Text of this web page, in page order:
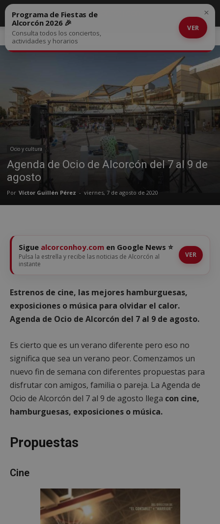
Inicio Ocio y cultura
Ocio y cultura
Agenda de Ocio de Alcorcón del 7 al 9 de
agosto
Por Víctor Guillén Pérez - viernes, 7 de agosto de 2020
Programa de Fiestas de
Alcorcón 2026 🎉
Consulta todos los conciertos,
actividades y horarios
VER
×
Sigue alcorconhoy.com en Google News ⭐
Pulsa la estrella y recibe las noticias de Alcorcón al
instante
VER
Estrenos de cine, las mejores hamburguesas,
exposiciones o música para olvidar el calor.
Agenda de Ocio de Alcorcón del 7 al 9 de agosto.
Es cierto que es un verano diferente pero eso no
significa que sea un verano peor. Comenzamos un
nuevo fin de semana con diferentes propuestas para
disfrutar con amigos, familia o pareja. La Agenda de
Ocio de Alcorcón del 7 al 9 de agosto llega con cine,
hamburguesas, exposiciones o música.
Propuestas
Cine